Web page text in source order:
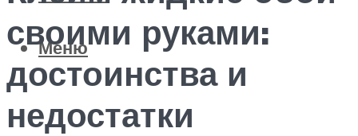
Меню
своими руками:
достоинства и
недостатки